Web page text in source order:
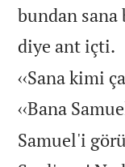
bundan sana
diye ant içti.
‹‹Sana kimi
‹‹Bana
Samuel'i